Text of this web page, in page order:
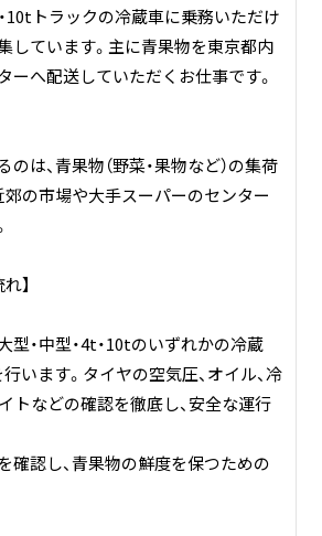
10tトラックの冷蔵車に乗務いただけ
しています。主に青果物を東京都内
ーへ配送していただくお仕事です。
は、青果物（野菜・果物など）の集荷
郊の市場や大手スーパーのセンター
】
型・中型・4t・10tのいずれかの冷蔵
います。タイヤの空気圧、オイル、冷
トなどの確認を徹底し、安全な運行
確認し、青果物の鮮度を保つための